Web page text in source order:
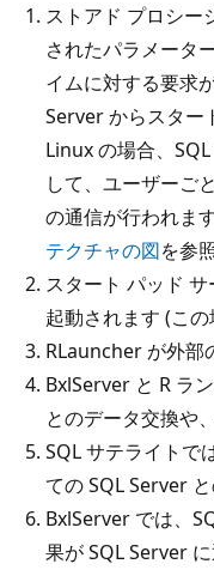
ストアド プロシー
されたパラメータ
イムに対する要求
Server からスター
Linux の場合、
して、ユーザーご
の通信が行われま
テクチャの図を参
スタート パッド
起動されます (この
RLauncher が外部
BxlServer と R ラ
とのデータ交換や
SQL サテライトで
ての SQL Server
BxlServer では、
果が SQL Server に